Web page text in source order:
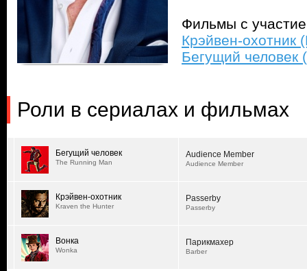
Фильмы с
Крэйвен-охотник
Бегущий человек
Роли в сериалах и фильмах
Бегущий человек
The Running Man
Audience Member
Audience Member
Крэйвен-охотник
Kraven the Hunter
Passerby
Passerby
Вонка
Wonka
Парикмахер
Barber